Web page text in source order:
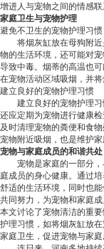
增进人与宠物之间的情感联
家庭卫生与宠物护理
避免不卫生的宠物护理习惯
将烟灰缸放在母狗附
物的生活环境，还可能对
导致中毒。烟蒂的高温也
在宠物活动区域吸烟，并将
建立良好的宠物护理习惯
建立良好的宠物护理
还应定期为宠物进行健康
及时清理宠物的粪便和食
宠物附近吸烟，也是维护家
宠物与家庭成员的和谐共处
宠物是家庭的一部分
庭成员的身心健康。通过
舒适的生活环境，同时也
共同努力，为宠物和家庭
本文讨论了宠物清洁的重
护理习惯，如将烟灰缸放
家庭卫生，促进宠物与家庭